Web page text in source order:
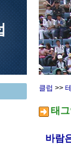
클럽 >>
태
바람